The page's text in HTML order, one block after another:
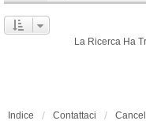
La Ricerca Ha
Indice Contattaci